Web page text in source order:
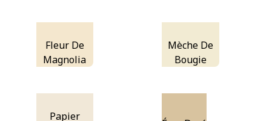
Fleur De
Magnolia
Mèche De
Bougie
Papier